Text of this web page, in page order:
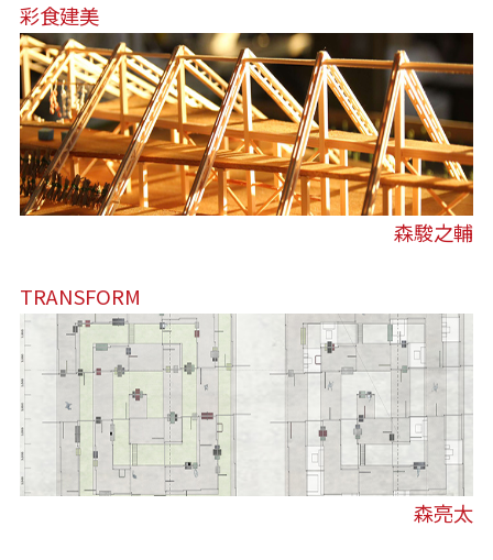
彩食建美
森駿之輔
TRANSFORM
森亮太